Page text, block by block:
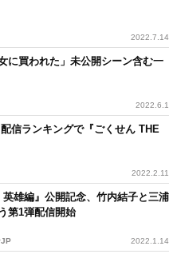
2022.7.14
に買われた」未公開シーン含む一
2022.6.1
信ランキングで『ごくせん THE
2022.2.11
英雄編』公開記念、竹内結子と三浦
第1弾配信開始
JP 2022.1.14